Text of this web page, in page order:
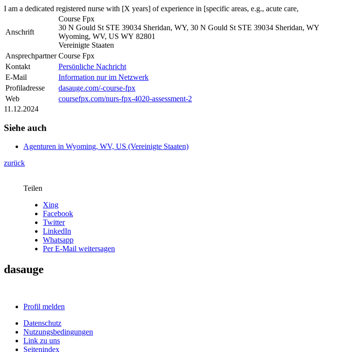
I am a dedicated registered nurse with [X years] of experience in [specific areas, e.g., acute care,
Anschrift
Course Fpx
30 N Gould St STE 39034 Sheridan, WY, 30 N Gould St STE 39034 Sheridan, WY
Wyoming, WV, US WY 82801
Vereinigte Staaten
Ansprechpartner Course Fpx
Kontakt
Persönliche Nachricht
E-Mail
Information nur im Netzwerk
Profiladresse
dasauge.com/-course-fpx
Web
coursefpx.com/nurs-fpx-4020-assessment-2
11.12.2024
Siehe auch
Agenturen in Wyoming, WV, US (Vereinigte Staaten)
zurück
Teilen
Xing
Facebook
Twitter
LinkedIn
Whatsapp
Per E-Mail weitersagen
dasauge
Profil melden
Datenschutz
Nutzungsbedingungen
Link zu uns
Seitenindex